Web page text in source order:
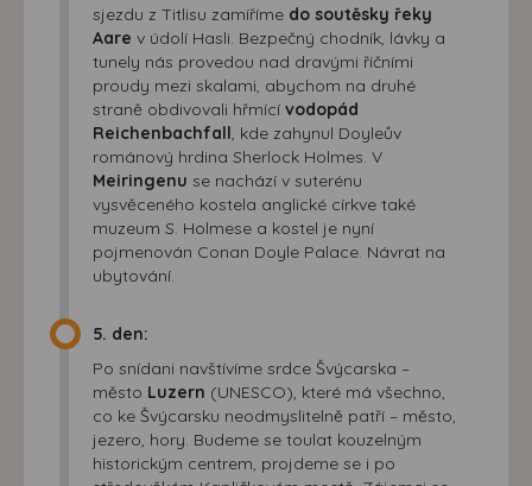
sjezdu z Titlisu zamíříme do soutěsky řeky
Aare v údolí Hasli. Bezpečný chodník, lávky a
tunely nás provedou nad dravými říčními
proudy mezi skalami, abychom na druhé
straně obdivovali hřmící vodopád
Reichenbachfall , kde zahynul Doyleův
románový hrdina Sherlock Holmes. V
Meiringenu se nachází v suterénu
vysvěceného kostela anglické církve také
muzeum S. Holmese a kostel je nyní
pojmenován Conan Doyle Palace. Návrat na
ubytování.
5. den:
Po snídani navštívíme srdce Švýcarska –
město Luzern (UNESCO), které má všechno,
co ke Švýcarsku neodmyslitelně patří – město,
jezero, hory. Budeme se toulat kouzelným
historickým centrem, projdeme se i po